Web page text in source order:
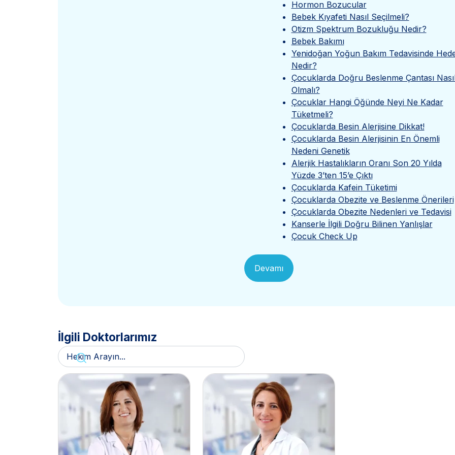
Hormon Bozucular
Bebek Kıyafeti Nasıl Seçilmeli?
Otizm Spektrum Bozukluğu Nedir?
Bebek Bakımı
Yenidoğan Yoğun Bakım Tedavisinde
Nedir?
Çocuklarda Doğru Beslenme Çantası
Olmalı?
Çocuklar Hangi Öğünde Neyi Ne Kadar
Tüketmeli?
Çocuklarda Besin Alerjisine Dikkat!
Çocuklarda Besin Alerjisinin En Önemli
Nedeni Genetik
Alerjik Hastalıkların Oranı Son 20 Yılda
Yüzde 3’ten 15’e Çıktı
Çocuklarda Kafein Tüketimi
Çocuklarda Obezite ve Beslenme Önerileri
Çocuklarda Obezite Nedenleri ve Tedavisi
Kanserle İlgili Doğru Bilinen Yanlışlar
Çocuk Check Up
Devamı
İlgili Doktorlarımız